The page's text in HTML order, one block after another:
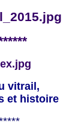
vitrail,
et histoire